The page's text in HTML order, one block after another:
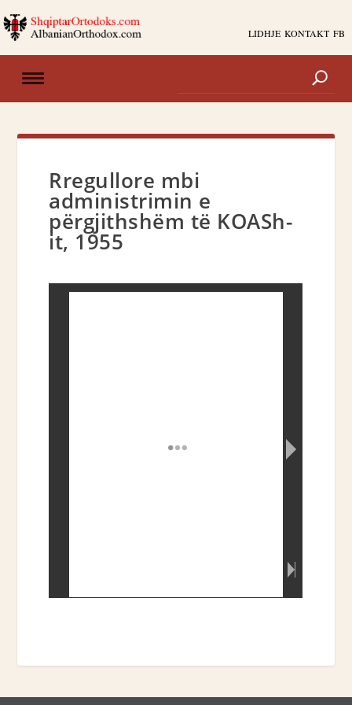
LIDHJE KONTAKT FB
Rregullore mbi
administrimin e
përgjithshëm të KOASh-
it, 1955